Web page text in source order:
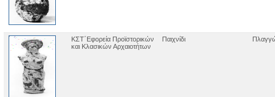
ΚΣΤ΄Εφορεία Προϊστορικών
και Κλασικών Αρχαιοτήτων
Παιχνίδι